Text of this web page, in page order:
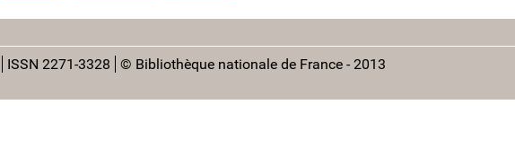
ISSN 2271-3328 © Bibliothèque nationale de France - 2013